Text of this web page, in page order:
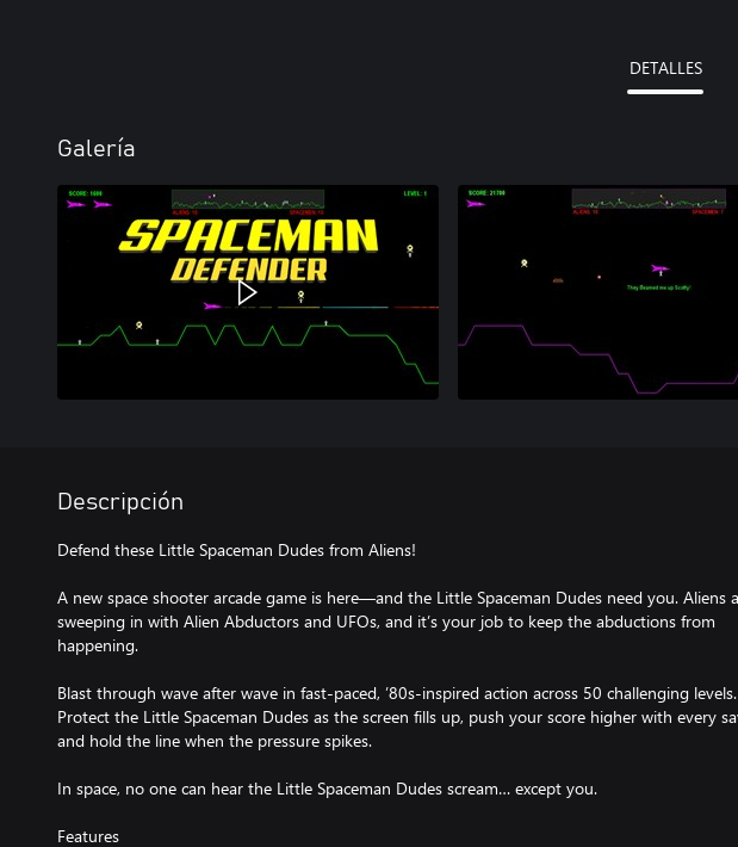
DETALLES
Galería
Descripción
Defend these Little Spaceman Dudes from Aliens!
A new space shooter arcade game is here—and the Little Spaceman Dudes need you. Aliens
sweeping in with Alien Abductors and UFOs, and it’s your job to keep the abductions from
happening.
Blast through wave after wave in fast-paced, ’80s-inspired action across 50 challenging levels.
Protect the Little Spaceman Dudes as the screen fills up, push your score higher with every
and hold the line when the pressure spikes.
In space, no one can hear the Little Spaceman Dudes scream… except you.
Features